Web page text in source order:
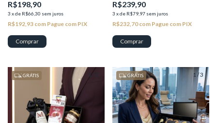
R$198,90
3 xde R$66,30 sem juros
R$192,93 com Pague com PIX
R$239,90
3 xde R$79,97 sem juros
R$232,70com Pague com PIX
1/ 2
GRÁTIS 1/3
GRÁTIS